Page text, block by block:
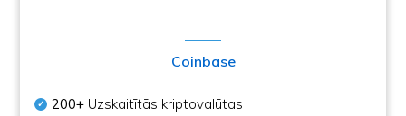
Coinbase
200+ Uzskaitītās kriptovalūtas